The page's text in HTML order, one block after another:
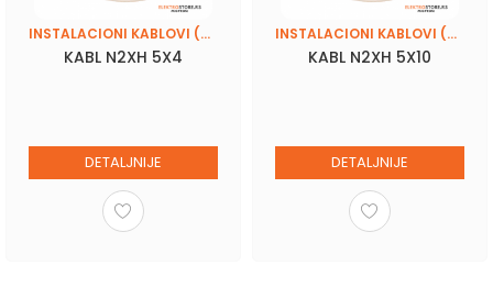
INSTALACIONI KABLOVI (PPY, N2XH, SKS 4X16)
KABL N2XH 5X4
DETALJNIJE
INSTALACIONI KABLOVI (PPY, N2XH, SKS 4X16)
KABL N2XH 5X10
DETALJNIJE